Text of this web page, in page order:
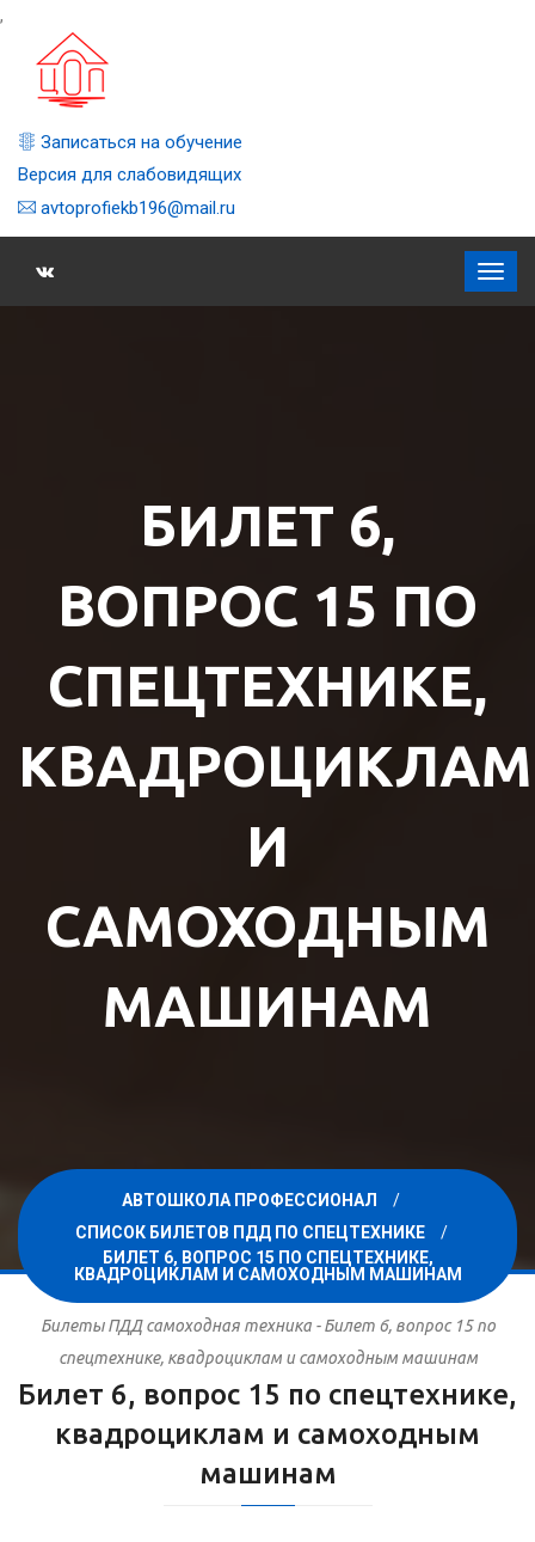
,
Записаться на обучение
Версия для слабовидящих
avtoprofiekb196@mail.ru
БИЛЕТ 6,
ВОПРОС 15 ПО
СПЕЦТЕХНИКЕ,
КВАДРОЦИКЛАМ
И
САМОХОДНЫМ
МАШИНАМ
АВТОШКОЛА ПРОФЕССИОНАЛ
СПИСОК БИЛЕТОВ ПДД ПО СПЕЦТЕХНИКЕ
БИЛЕТ 6, ВОПРОС 15 ПО СПЕЦТЕХНИКЕ,
КВАДРОЦИКЛАМ И САМОХОДНЫМ МАШИНАМ
Билеты ПДД самоходная техника - Билет 6, вопрос 15 по
спецтехнике, квадроциклам и самоходным машинам
Билет 6, вопрос 15 по спецтехнике,
квадроциклам и самоходным
машинам